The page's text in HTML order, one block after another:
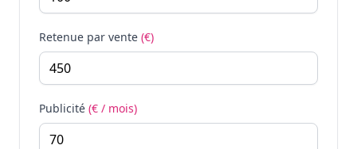
Retenue par vente (€)
Publicité (€ / mois)